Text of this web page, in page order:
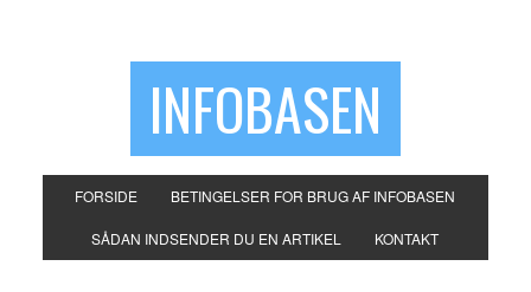
INFOBASEN
FORSIDE BETINGELSER FOR BRUG AF INFOBASEN
SÅDAN INDSENDER DU EN ARTIKEL KONTAKT